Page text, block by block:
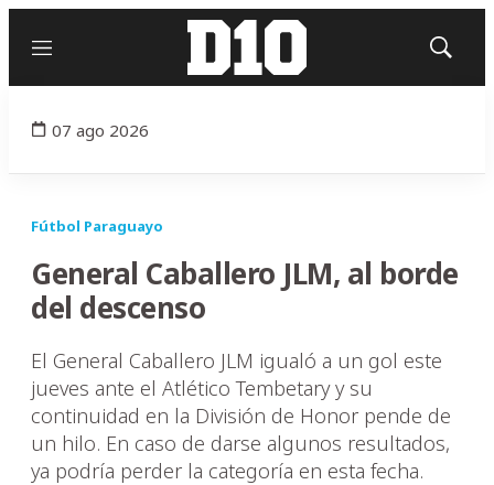
Menú
Mostrar
07 ago 2026
Fútbol Paraguayo
General Caballero JLM, al borde
del descenso
El General Caballero JLM igualó a un gol este
jueves ante el Atlético Tembetary y su
continuidad en la División de Honor pende de
un hilo. En caso de darse algunos resultados,
ya podría perder la categoría en esta fecha.